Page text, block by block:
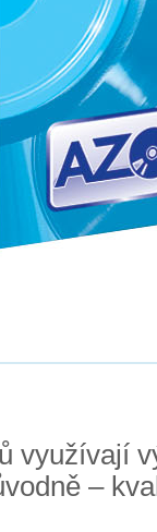
využívají
–